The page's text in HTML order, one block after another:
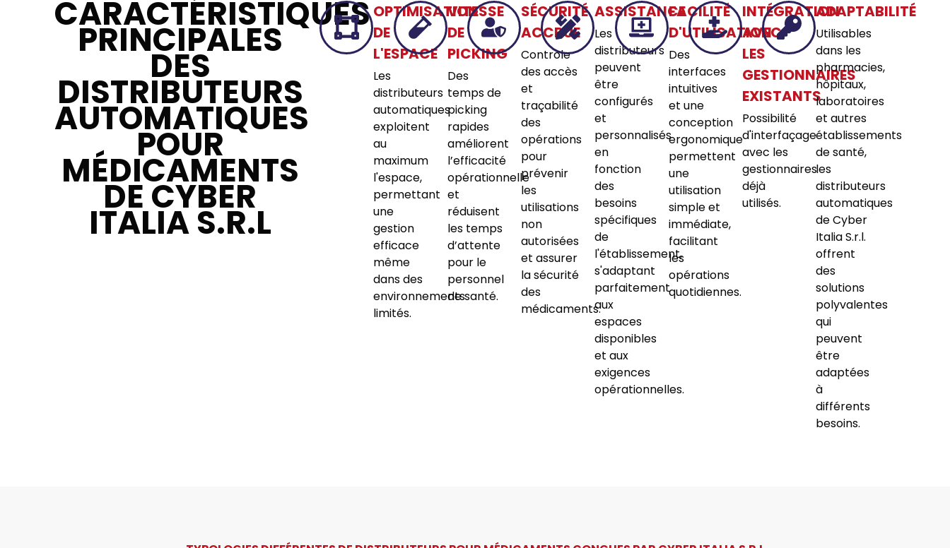
CARACTÉRISTIQUES
PRINCIPALES
DES
DISTRIBUTEURS
AUTOMATIQUES
POUR
MÉDICAMENTS
DE CYBER
ITALIA S.R.L
OPTIMISATION
DE
L'ESPACE
Les
distributeurs
automatiques
exploitent
au
maximum
l'espace,
permettant
une
gestion
efficace
même
dans des
environnements
limités.
VITESSE
DE
PICKING
Des
temps de
picking
rapides
améliorent
l’efficacité
opérationnelle
et
réduisent
les temps
d’attente
pour le
personnel
de santé.
SÉCURITÉ
ACCRUE
Contrôle
des accès
et
traçabilité
des
opérations
pour
prévenir
les
utilisations
non
autorisées
et assurer
la sécurité
des
médicaments.
ASSISTANCE
Les
distributeurs
peuvent
être
configurés
et
personnalisés
en
fonction
des
besoins
spécifiques
de
l'établissement,
s'adaptant
parfaitement
aux
espaces
disponibles
et aux
exigences
opérationnelles.
FACILITÉ
D'UTILISATION
Des
interfaces
intuitives
et une
conception
ergonomique
permettent
une
utilisation
simple et
immédiate,
facilitant
les
opérations
quotidiennes.
INTÉGRATION
AVEC
LES
GESTIONNAIRES
EXISTANTS
Possibilité
d'interfaçage
avec les
gestionnaires
déjà
utilisés.
ADAPTABILITÉ
Utilisables
dans les
pharmacies,
hôpitaux,
laboratoires
et autres
établissements
de santé,
les
distributeurs
automatiques
de Cyber
Italia S.r.l.
offrent
des
solutions
polyvalentes
qui
peuvent
être
adaptées
à
différents
besoins.